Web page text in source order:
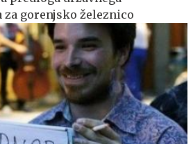
gorenjsko železnico